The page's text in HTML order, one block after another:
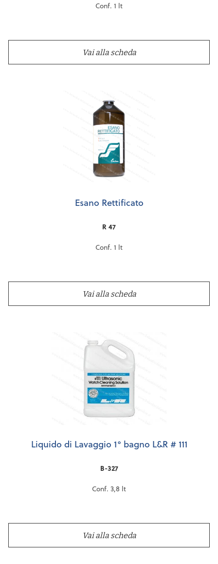
Conf. 1 lt
Vai alla scheda
Esano Rettificato
R 47
Conf. 1 lt
Vai alla scheda
Liquido di Lavaggio 1° bagno L&R # 111
B-327
Conf. 3,8 lt
Vai alla scheda